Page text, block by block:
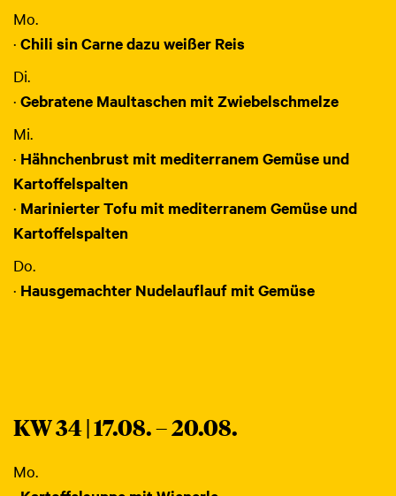
Mo.
· Chili sin Carne dazu weißer Reis
Di.
· Gebratene Maultaschen mit Zwiebelschmelze
Mi.
· Hähnchenbrust mit mediterranem Gemüse und
Kartoffelspalten
· Marinierter Tofu mit mediterranem Gemüse und
Kartoffelspalten
Do.
· Hausgemachter Nudelauflauf mit Gemüse
KW 34 | 17.08. – 20.08.
Mo.